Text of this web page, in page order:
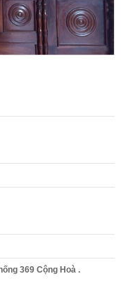
369 Cộng Hoà .